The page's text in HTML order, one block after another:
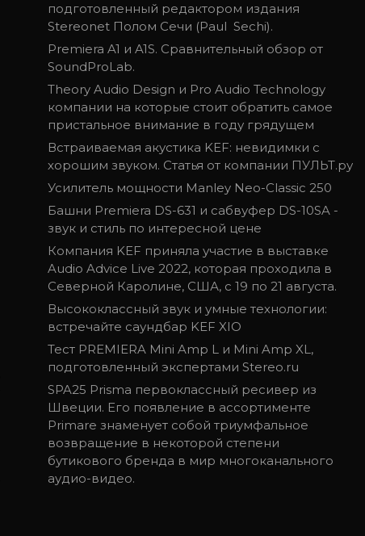
подготовленный редактором издания
Stereonet Полом Сечи (Paul Sechi).
Premiera A1 и A1S. Сравнительный обзор от
SoundProLab.
Theory Audio Design и Pro Audio Technology
компании на которые стоит обратить самое
пристальное внимание в году грядущем
Встраиваемая акустика KEF: невидимки с
хорошим звуком. Статья от компании ПУЛЬТ.ру
Усилитель мощности Manley Neo-Classic 250
Башни Premiera DS-631 и сабвуфер DS-10SA -
звук и стиль по интересной цене
Компания KEF приняла участие в выставке
Audio Advice Live 2022, которая проходила в
Северной Каролине, США, с 19 по 21 августа.
Высококлассный звук и умные технологии:
встречайте саундбар KEF XIO
Тест PREMIERA Mini Amp L и Mini Amp XL,
подготовленный экспертами Stereo.ru
SPA25 Prisma первоклассный ресивер из
Швеции. Его появление в ассортименте
Primare знаменует собой триумфальное
возвращение в некоторой степени
бутикового бренда в мир многоканального
аудио-видео.